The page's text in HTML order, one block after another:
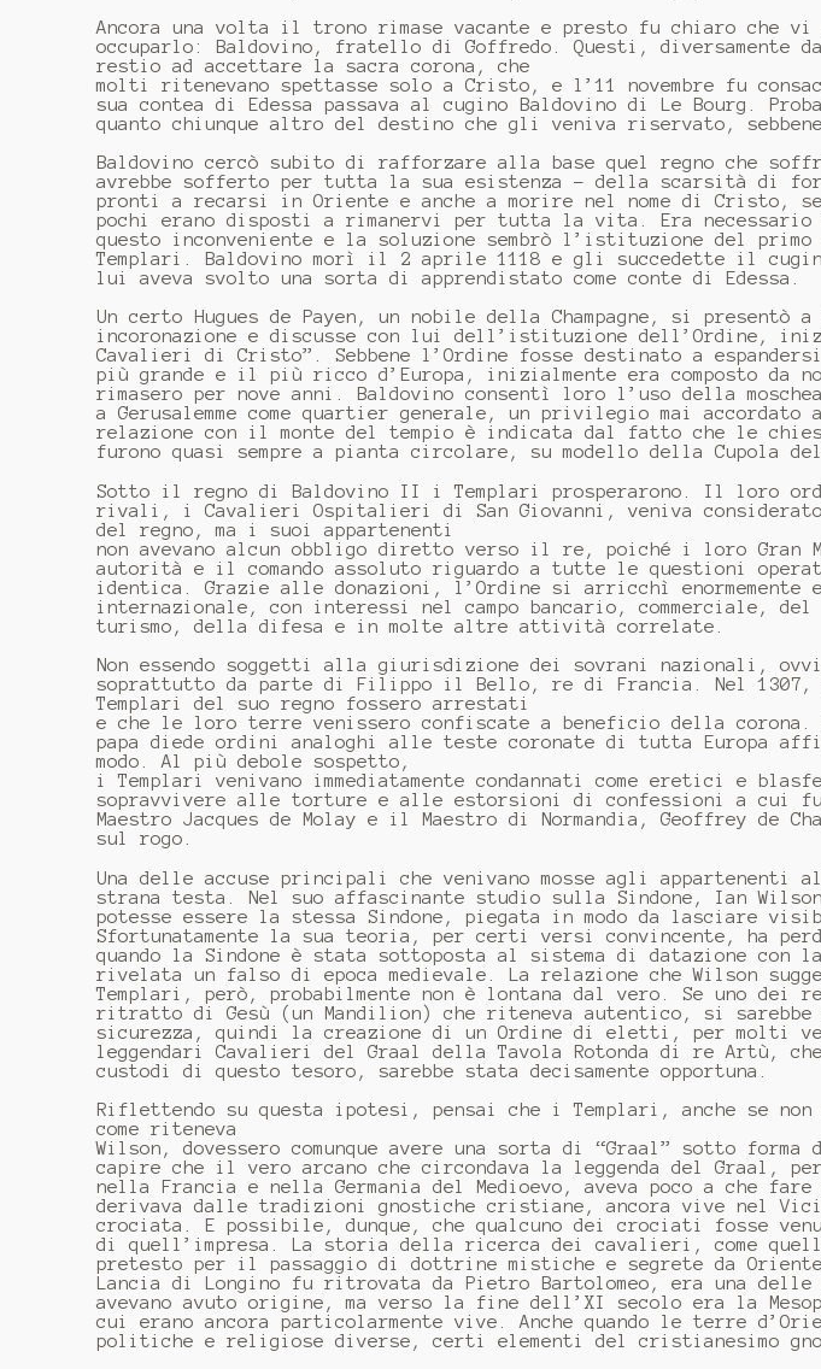
Ancora una volta il trono rimase vacante e presto fu chiaro che vi
occuparlo: Baldovino, fratello di Goffredo. Questi, diversamente
restio ad accettare la sacra corona, che
molti ritenevano spettasse solo a Cristo, e l’11 novembre fu
sua contea di Edessa passava al cugino Baldovino di Le Bourg.
quanto chiunque altro del destino che gli veniva riservato,
Baldovino cercò subito di rafforzare alla base quel regno che
avrebbe sofferto per tutta la sua esistenza - della scarsità di
pronti a recarsi in Oriente e anche a morire nel nome di Cristo,
pochi erano disposti a rimanervi per tutta la vita. Era
questo inconveniente e la soluzione sembrò l’istituzione del
Templari. Baldovino morì il 2 aprile 1118 e gli succedette il
lui aveva svolto una sorta di apprendistato come conte di Edessa.
Un certo Hugues de Payen, un nobile della Champagne, si
incoronazione e discusse con lui dell’istituzione dell’Ordine,
Cavalieri di Cristo”. Sebbene l’Ordine fosse destinato a
più grande e il più ricco d’Europa, inizialmente era composto da
rimasero per nove anni. Baldovino consentì loro l’uso della
a Gerusalemme come quartier generale, un privilegio mai
relazione con il monte del tempio è indicata dal fatto che le
furono quasi sempre a pianta circolare, su modello della Cupola
Sotto il regno di Baldovino II i Templari prosperarono. Il loro
rivali, i Cavalieri Ospitalieri di San Giovanni, veniva
del regno, ma i suoi appartenenti
non avevano alcun obbligo diretto verso il re, poiché i loro Gran
autorità e il comando assoluto riguardo a tutte le questioni
identica. Grazie alle donazioni, l’Ordine si arricchì enormemente
internazionale, con interessi nel campo bancario, commerciale, del
turismo, della difesa e in molte altre attività correlate.
Non essendo soggetti alla giurisdizione dei sovrani nazionali,
soprattutto da parte di Filippo il Bello, re di Francia. Nel
Templari del suo regno fossero arrestati
e che le loro terre venissero confiscate a beneficio della
papa diede ordini analoghi alle teste coronate di tutta Europa
modo. Al più debole sospetto,
i Templari venivano immediatamente condannati come eretici e
sopravvivere alle torture e alle estorsioni di confessioni a cui
Maestro Jacques de Molay e il Maestro di Normandia, Geoffrey de
sul rogo.
Una delle accuse principali che venivano mosse agli appartenenti
strana testa. Nel suo affascinante studio sulla Sindone, Ian
potesse essere la stessa Sindone, piegata in modo da lasciare
Sfortunatamente la sua teoria, per certi versi convincente, ha
quando la Sindone è stata sottoposta al sistema di datazione con
rivelata un falso di epoca medievale. La relazione che Wilson
Templari, però, probabilmente non è lontana dal vero. Se uno dei
ritratto di Gesù (un Mandilion) che riteneva autentico, si sarebbe
sicurezza, quindi la creazione di un Ordine di eletti, per molti
leggendari Cavalieri del Graal della Tavola Rotonda di re Artù,
custodi di questo tesoro, sarebbe stata decisamente opportuna.
Riflettendo su questa ipotesi, pensai che i Templari, anche se non
come riteneva
Wilson, dovessero comunque avere una sorta di “Graal” sotto
capire che il vero arcano che circondava la leggenda del Graal,
nella Francia e nella Germania del Medioevo, aveva poco a che
derivava dalle tradizioni gnostiche cristiane, ancora vive nel
crociata. E possibile, dunque, che qualcuno dei crociati fosse
di quell’impresa. La storia della ricerca dei cavalieri, come
pretesto per il passaggio di dottrine mistiche e segrete da
Lancia di Longino fu ritrovata da Pietro Bartolomeo, era una
avevano avuto origine, ma verso la fine dell’XI secolo era la
cui erano ancora particolarmente vive. Anche quando le terre
politiche e religiose diverse, certi elementi del cristianesimo